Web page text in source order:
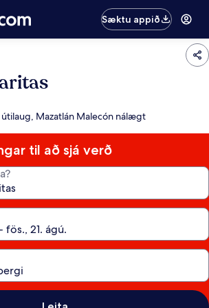
Sæktu appið
Mazatlán Malecón nálægt
til að sjá verð